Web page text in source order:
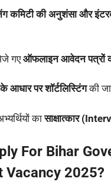
कमिटी की अनुशंसा और
गएऑफलाइन आवेदन पत्रों
आधार पर शॉर्टलिस्टिंगकी
कासाक्षात्कार
For Bihar
Vacancy 2025?